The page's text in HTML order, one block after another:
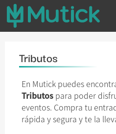
Tributos
En Mutick puedes
Tributos para poder
eventos. Compra tu
rápida y segura y te la